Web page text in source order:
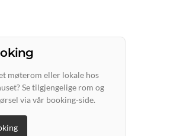
møterom eller lokale hos
Se tilgjengelige rom og
via vår booking-side.